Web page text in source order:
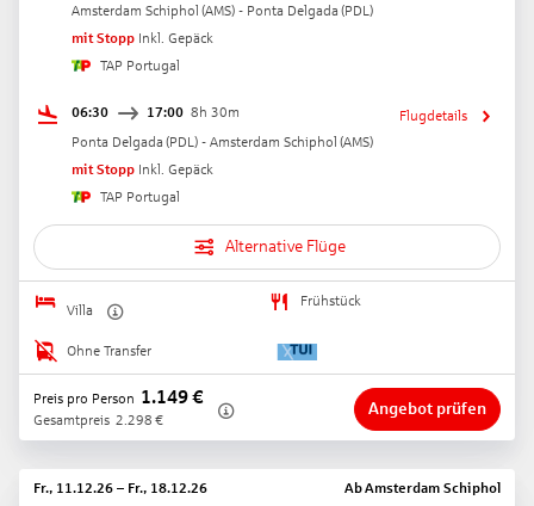
Amsterdam Schiphol (AMS) - Ponta Delgada (PDL )
mit Stopp Inkl. Gepäck
TAP Portugal
06:30 17:00 8h 30m
Ponta Delgada (PDL ) - Amsterdam Schiphol (AMS)
mit Stopp Inkl. Gepäck
TAP Portugal
Flugdetails
Alternative Flüge
Villa
Frühstück
Ohne Transfer
Preis pro Person 1.149€
Gesamtpreis 2.298 €
Angebot prüfen
Fr., 11.12.26 – Fr., 18.12.26 AbAmsterdam Schiphol